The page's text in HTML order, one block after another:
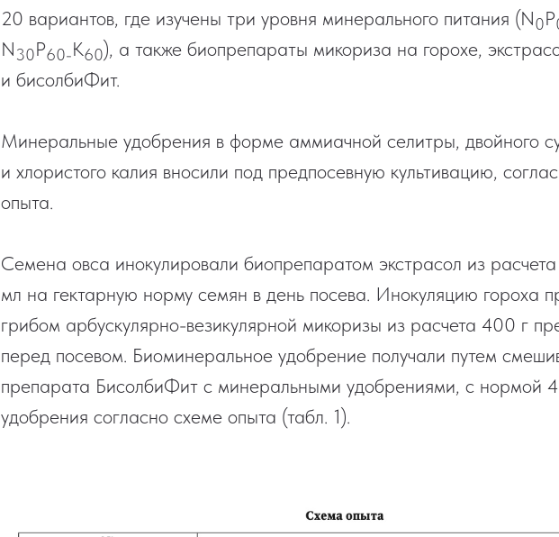
20 вариантов, где изучены три уровня минерального питания (N0P
N30P60-K60), а также биопрепараты микориза на горохе,
и бисолбиФит.
Минеральные удобрения в форме аммиачной селитры, двойного
и хлористого калия вносили под предпосевную культивацию,
опыта.
Семена овса инокулировали биопрепаратом экстрасол из
мл на гектарную норму семян в день посева. Инокуляцию гороха
грибом арбускулярно-везикулярной микоризы из расчета 400 г
перед посевом. Биоминеральное удобрение получали путем
препарата БисолбиФит с минеральными удобрениями, с нормой
удобрения согласно схеме опыта (табл. 1).